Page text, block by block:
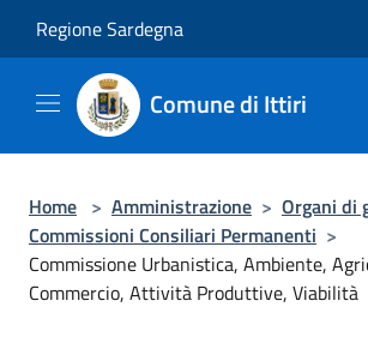
Regione Sardegna
Comune di Ittiri
Home > Amministrazione > Organi di
Commissioni Consiliari Permanenti >
Commissione Urbanistica, Ambiente,
Commercio, Attività Produttive, Viabilità